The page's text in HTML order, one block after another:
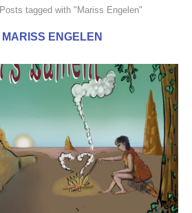
Posts tagged with "Mariss Engelen"
MARISS ENGELEN